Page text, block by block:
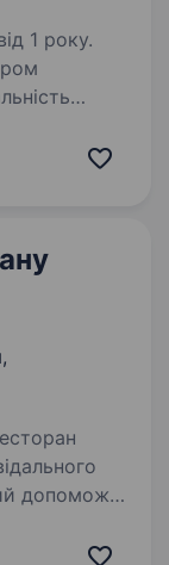
1 року.
•
допоможе